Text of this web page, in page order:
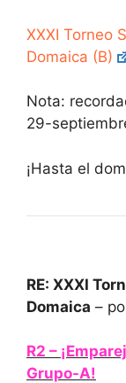
XXXI Torneo
Domaica (B)
Nota:
29-
¡Hasta el
RE: XXXI
Domaica –
R2 –
Grupo-A!